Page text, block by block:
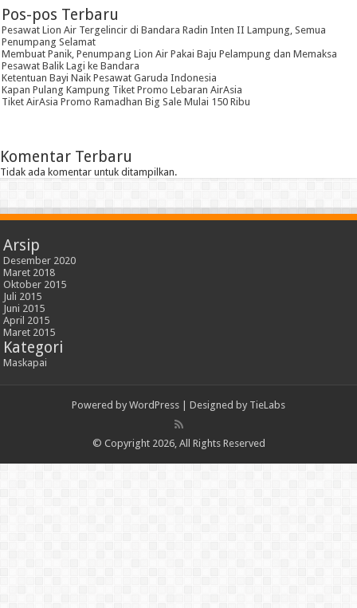
Pos-pos Terbaru
Pesawat Lion Air Tergelincir di Bandara Radin Inten II Lampung, Semua
Penumpang Selamat
Membuat Panik, Penumpang Lion Air Pakai Baju Pelampung dan Memaksa
Pesawat Balik Lagi ke Bandara
Ketentuan Bayi Naik Pesawat Garuda Indonesia
Kapan Pulang Kampung Tiket Promo Lebaran AirAsia
Tiket AirAsia Promo Ramadhan Big Sale Mulai 150 Ribu
Komentar Terbaru
Tidak ada komentar untuk ditampilkan.
Arsip
Desember 2020
Maret 2018
Oktober 2015
Juli 2015
Juni 2015
April 2015
Maret 2015
Kategori
Maskapai
Powered by WordPress | Designed by TieLabs
© Copyright 2026, All Rights Reserved